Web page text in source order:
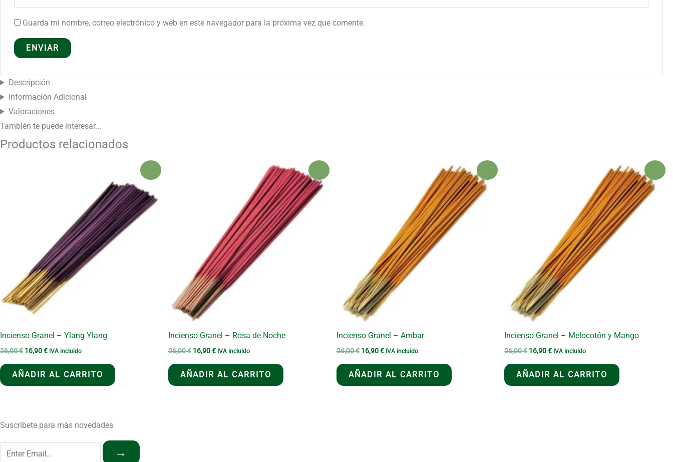
Guarda mi nombre, correo electrónico y web en este navegador para la próxima vez que comente.
Descripción
Información Adicional
Valoraciones
También te puede interesar...
Productos relacionados
¡Oferta!
Incienso Granel – Ylang Ylang
26,00€ El
era:
26,00 €.
16,90€El
es:
16,90 €.
IVA incluido
AÑADIR AL CARRITO
¡Oferta!
Incienso Granel – Rosa de Noche
26,00€ El
era:
26,00 €.
16,90€El
es:
16,90 €.
IVA incluido
AÑADIR AL CARRITO
¡Oferta!
Incienso Granel – Ambar
26,00€ El
era:
26,00 €.
16,90€El
es:
16,90 €.
IVA incluido
AÑADIR AL CARRITO
¡Oferta!
Incienso Granel – Melocotón y Mango
26,00€ El
era:
26,00 €.
16,90€El
es:
16,90 €.
IVA incluido
AÑADIR AL CARRITO
Suscríbete para más novedades
→